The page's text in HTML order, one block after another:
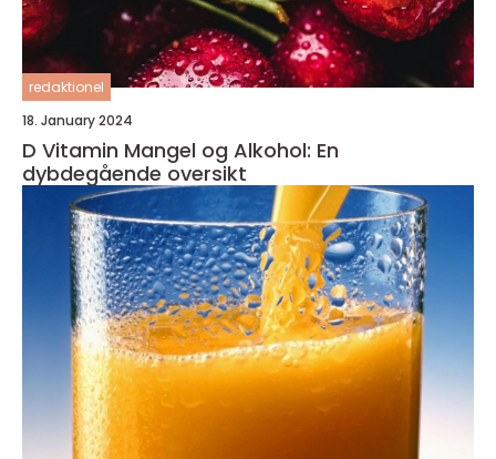
redaktionel
18. January 2024
D Vitamin Mangel og Alkohol: En
dybdegående oversikt